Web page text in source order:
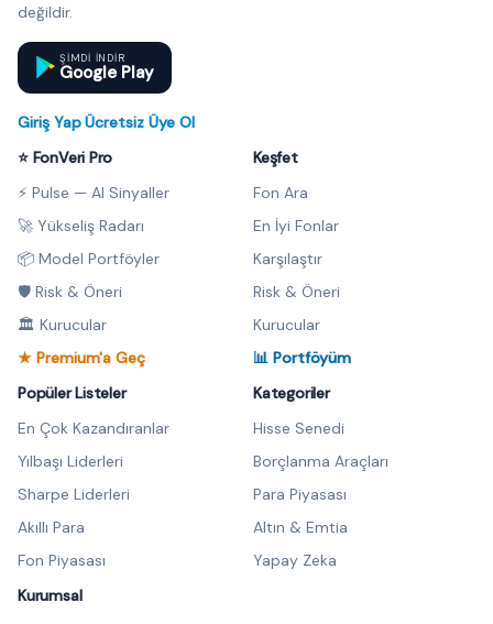
değildir.
ŞIMDI INDIR
Google Play
Giriş Yap·Ücretsiz Üye Ol
⭐ FonVeri Pro
⚡ Pulse — AI Sinyaller
🚀 Yükseliş Radarı
📦 Model Portföyler
🛡️ Risk & Öneri
🏛️ Kurucular
★ Premium'a Geç
Keşfet
Fon Ara
En İyi Fonlar
Karşılaştır
Risk & Öneri
Kurucular
📊 Portföyüm
Popüler Listeler
En Çok Kazandıranlar
Yılbaşı Liderleri
Sharpe Liderleri
Akıllı Para
Fon Piyasası
Kategoriler
Hisse Senedi
Borçlanma Araçları
Para Piyasası
Altın & Emtia
Yapay Zeka
Kurumsal